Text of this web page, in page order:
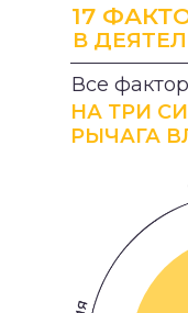
17
В
Все
НА ТРИ
РЫЧАГА